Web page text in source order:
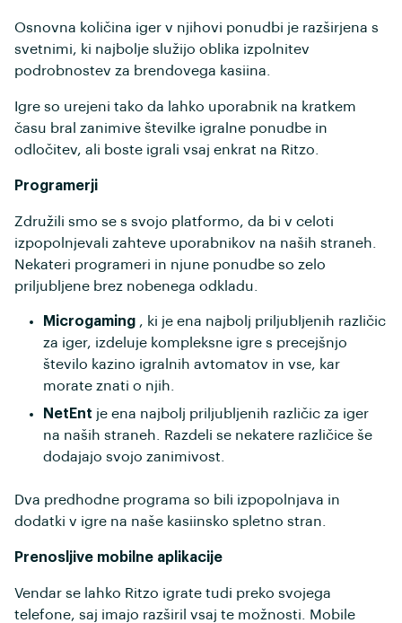
Osnovna količina iger v njihovi ponudbi je razširjena s
svetnimi, ki najbolje služijo oblika izpolnitev
podrobnostev za brendovega kasiina.
Igre so urejeni tako da lahko uporabnik na kratkem
času bral zanimive številke igralne ponudbe in
odločitev, ali boste igrali vsaj enkrat na Ritzo.
Programerji
Združili smo se s svojo platformo, da bi v celoti
izpopolnjevali zahteve uporabnikov na naših straneh.
Nekateri programeri in njune ponudbe so zelo
priljubljene brez nobenega odkladu.
Microgaming , ki je ena najbolj priljubljenih različic
za iger, izdeluje kompleksne igre s precejšnjo
število kazino igralnih avtomatov in vse, kar
morate znati o njih.
NetEnt je ena najbolj priljubljenih različic za iger
na naših straneh. Razdeli se nekatere različice še
dodajajo svojo zanimivost.
Dva predhodne programa so bili izpopolnjava in
dodatki v igre na naše kasiinsko spletno stran.
Prenosljive mobilne aplikacije
Vendar se lahko Ritzo igrate tudi preko svojega
telefone, saj imajo razširil vsaj te možnosti. Mobile